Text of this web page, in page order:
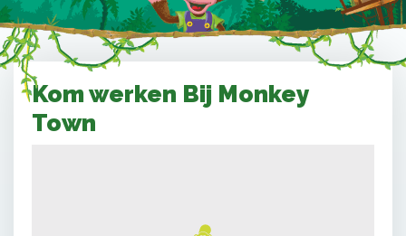
Kom werken Bij Monkey
Town